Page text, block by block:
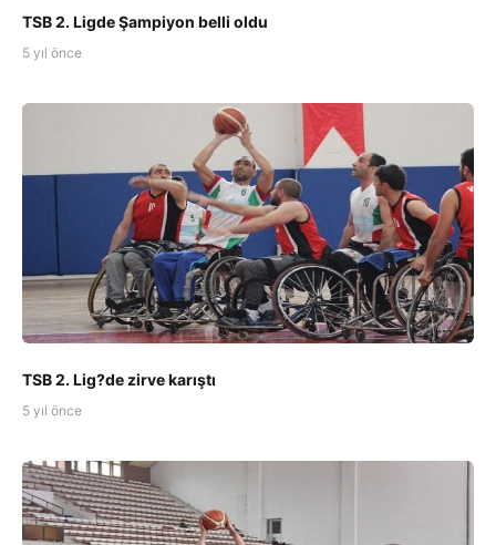
TSB 2. Ligde Şampiyon belli oldu
5 yıl önce
TSB 2. Lig?de zirve karıştı
5 yıl önce